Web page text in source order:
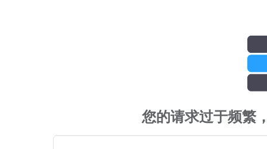
您的请求过于频繁